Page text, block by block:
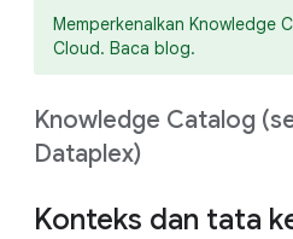
Memperkenalkan Knowledge
Cloud. Baca blog.
Knowledge Catalog
Dataplex)
Konteks dan tata